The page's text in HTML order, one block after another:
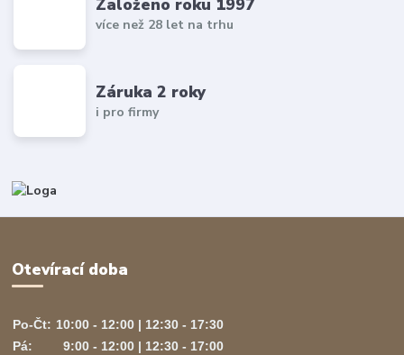
Založeno roku 1997
více než 28 let na trhu
Záruka 2 roky
i pro firmy
Otevírací doba
Po-Čt: 10:00 - 12:00 | 12:30 - 17:30
Pá:
9:00 - 12:00 | 12:30 - 17:00